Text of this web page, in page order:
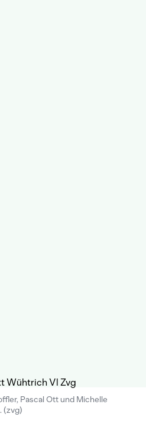
Pascal Ott und Michelle
(zvg)